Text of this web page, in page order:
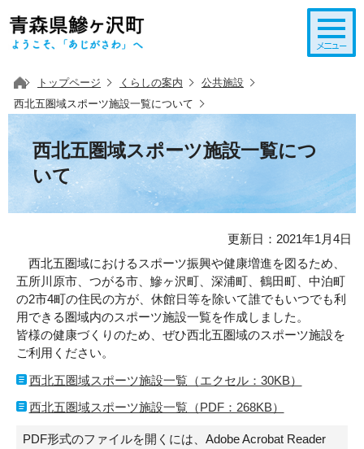
トップページ くらしの案内
公共施設
西北五圏域スポーツ施設一覧について
西北五圏域スポーツ施設一覧につ
いて
更新日：2021年1月4日
西北五圏域におけるスポーツ振興や健康増進を図るため、
五所川原市、つがる市、鰺ヶ沢町、深浦町、鶴田町、中泊町
の2市4町の住民の方が、休館日等を除いて誰でもいつでも利
用できる圏域内のスポーツ施設一覧を作成しました。
皆様の健康づくりのため、ぜひ西北五圏域のスポーツ施設を
ご利用ください。
西北五圏域スポーツ施設一覧（エクセル：30KB）
西北五圏域スポーツ施設一覧（PDF：268KB）
PDF形式のファイルを開くには、Adobe Acrobat Reader